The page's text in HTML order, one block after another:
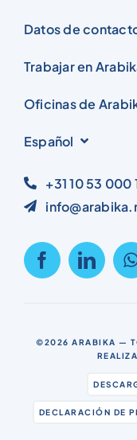
Datos de
Trabajar en
Oficinas de
Español
+31 10 53 000
©2026ARABIKA —
DECLARACIÓN DE